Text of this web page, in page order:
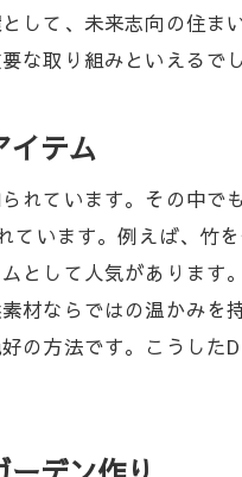
して、未来志向の住
な取り組みといえるでし
イテム
れています。その中
ています。例えば、竹
として人気がありま
材ならではの温かみ
の方法です。こうし